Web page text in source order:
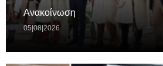
Ανακοίνωση
05|08|2026